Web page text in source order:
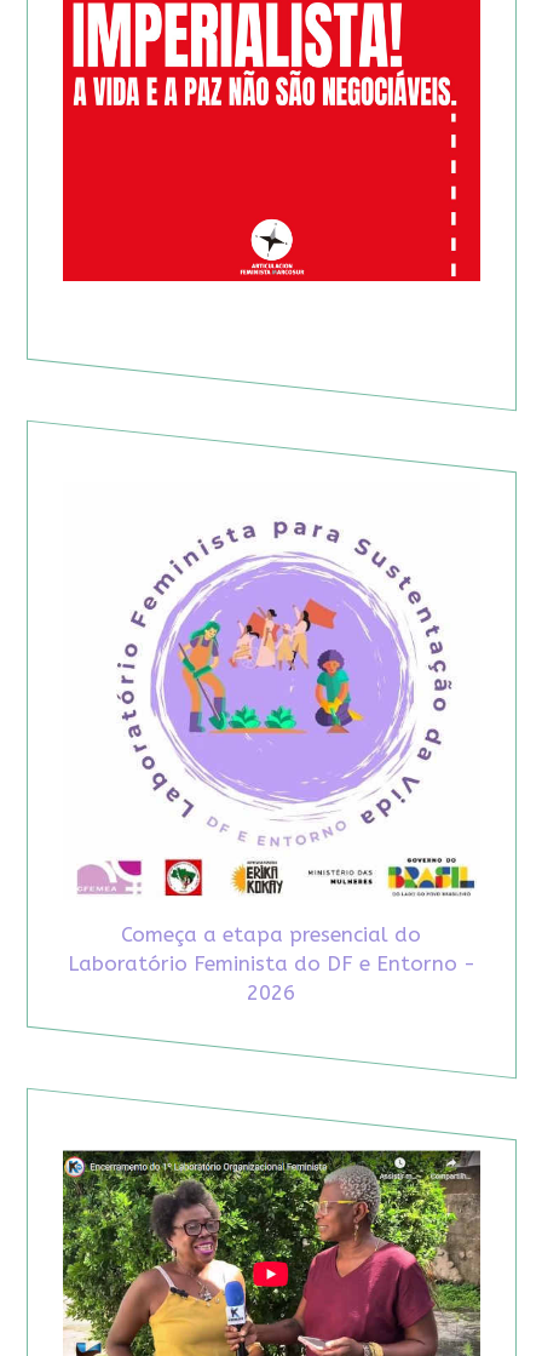
Começa a etapa presencial do
Laboratório Feminista do DF e Entorno -
2026